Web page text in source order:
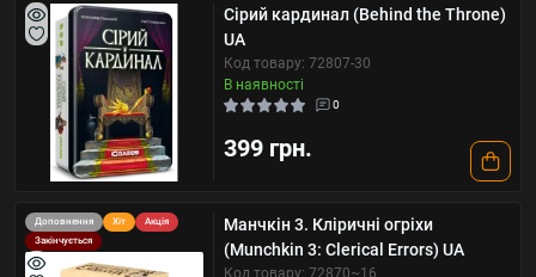
Сірий кардинал (Behind the Throne)
UA
Код товару: 72807-30
В наявності
0
399 грн.
Доповнення Хіт
Акція
Закінчується
Манчкін 3. Кліричні огріхи
(Munchkin 3: Clerical Errors) UA
Код товару: 72870~16